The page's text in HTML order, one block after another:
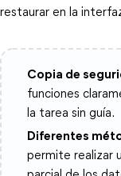
restaurar en la
Copia de
funciones
la tarea sin guía.
Diferentes
permite realizar